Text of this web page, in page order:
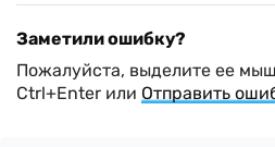
Заметили ошибку?
Пожалуйста, выделите ее
Ctrl+Enter или Отправить